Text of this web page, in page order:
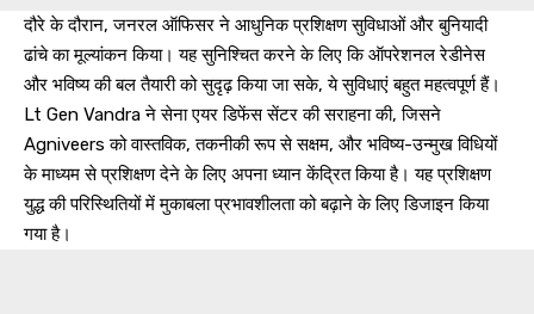
दौरे के दौरान, जनरल ऑफिसर ने आधुनिक प्रशिक्षण सुविधाओं और बुनियादी
ढांचे का मूल्यांकन किया। यह सुनिश्चित करने के लिए कि ऑपरेशनल रेडीनेस
और भविष्य की बल तैयारी को सुदृढ़ किया जा सके, ये सुविधाएं बहुत महत्वपूर्ण हैं।
Lt Gen Vandra ने सेना एयर डिफेंस सेंटर की सराहना की, जिसने
Agniveers को वास्तविक, तकनीकी रूप से सक्षम, और भविष्य-उन्मुख विधियों
के माध्यम से प्रशिक्षण देने के लिए अपना ध्यान केंद्रित किया है। यह प्रशिक्षण
युद्ध की परिस्थितियों में मुकाबला प्रभावशीलता को बढ़ाने के लिए डिजाइन किया
गया है।